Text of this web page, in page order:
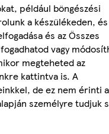
például böngészési
a készülékeden, és
és az Összes
vagy
megteheted az
kattintva is. A
de ez nem érinti a
személyre tudjuk